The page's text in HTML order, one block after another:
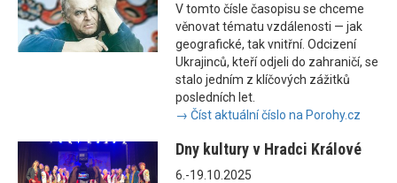
V tomto čísle časopisu se chceme
věnovat tématu vzdálenosti — jak
geografické, tak vnitřní. Odcizení
Ukrajinců, kteří odjeli do zahraničí, se
stalo jedním z klíčových zážitků
posledních let.
→ Číst aktuální číslo na Porohy.cz
Dny kultury v Hradci Králové
6.-19.10.2025